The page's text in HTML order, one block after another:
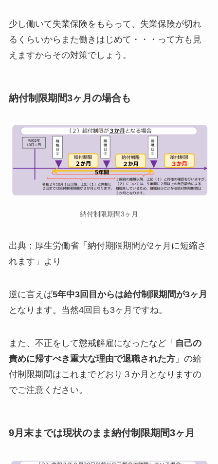
少し働いて失業保険をもらって、失業保険が切れ
るくらいからまた働きはじめて・・・って方も見
えますからその対策でしょう。
納付制限期間3ヶ月の場合も
納付制限期間3ヶ月
出典：厚生労働省「納付期限期間が2ヶ月に短縮さ
れます」より
逆に言えば5年中3回目からは給付制限期間が3ヶ月
となります。当然4回目も3ヶ月ですね。
また、不正をして懲戒解雇になったなど「 自己の
責めに帰すべき重大な理由で退職された方」の給
付制限期間はこれまでどおり３か月となりますの
でご注意ください。
9月末までは現状のまま納付制限期間3ヶ月